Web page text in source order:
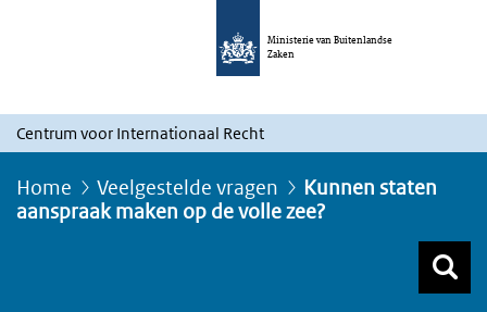
Ministerie van Buitenlandse
Zaken
Centrum voor Internationaal Recht
Home Veelgestelde vragen
Kunnen staten
aanspraak maken op de volle zee?